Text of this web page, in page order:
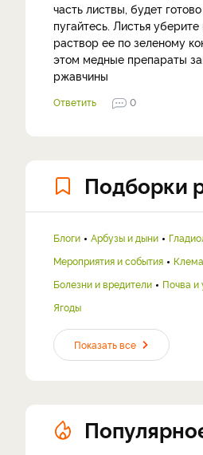
часть листвы, будет
пугайтесь. Листья
раствор ее по зеленому
этом медные препараты
ржавчины
Ответить 0
Подборки
Блоги Арбузы и дыни
Мероприятия и события
Болезни и вредители
Почва и
Ягоды
Показать все